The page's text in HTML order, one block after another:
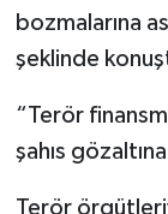
bozmalarına
şeklinde
“Terör
şahıs gözaltına
Terör